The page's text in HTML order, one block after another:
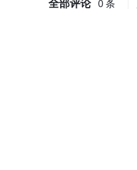
全部评论 0 条